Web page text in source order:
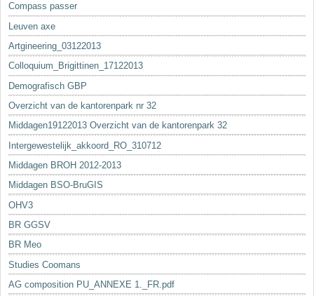
Compass passer
Leuven axe
Artgineering_03122013
Colloquium_Brigittinen_17122013
Demografisch GBP
Overzicht van de kantorenpark nr 32
Middagen19122013 Overzicht van de kantorenpark 32
Intergewestelijk_akkoord_RO_310712
Middagen BROH 2012-2013
Middagen BSO-BruGIS
OHV3
BR GGSV
BR Meo
Studies Coomans
AG composition PU_ANNEXE 1._FR.pdf